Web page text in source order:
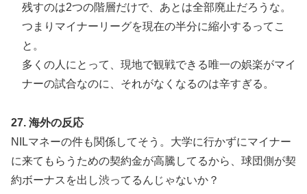
残すのは2つの階層だけで、あとは全部廃止だろうな。
つまりマイナーリーグを現在の半分に縮小するってこ
と。
多くの人にとって、現地で観戦できる唯一の娯楽がマイ
ナーの試合なのに、それがなくなるのは辛すぎる。
27. 海外の反応
NILマネーの件も関係してそう。大学に行かずにマイナー
に来てもらうための契約金が高騰してるから、球団側が契
約ボーナスを出し渋ってるんじゃないか？